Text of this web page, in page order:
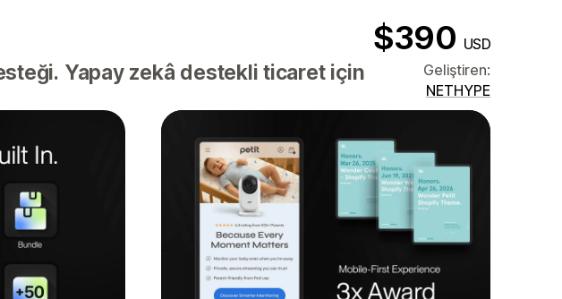
$390 USD
Yapay zekâ destekli ticaret için
Geliştiren:
NETHYPE